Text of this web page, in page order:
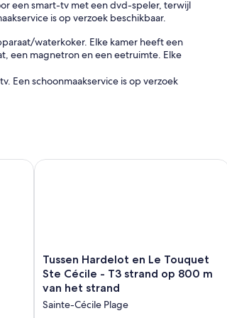
een smart-tv met een dvd-speler, terwijl
is op verzoek beschikbaar.
waterkoker. Elke kamer heeft een
een magnetron en een eetruimte. Elke
Een schoonmaakservice is op verzoek
Tussen
Hardelot
Le
Touquet
Tussen Hardelot en Le Touquet
Ste Cécile - T3 strand op 800 m
van het strand
Sainte-Cécile Plage
Tussen Hardelot en Le Touquet Ste